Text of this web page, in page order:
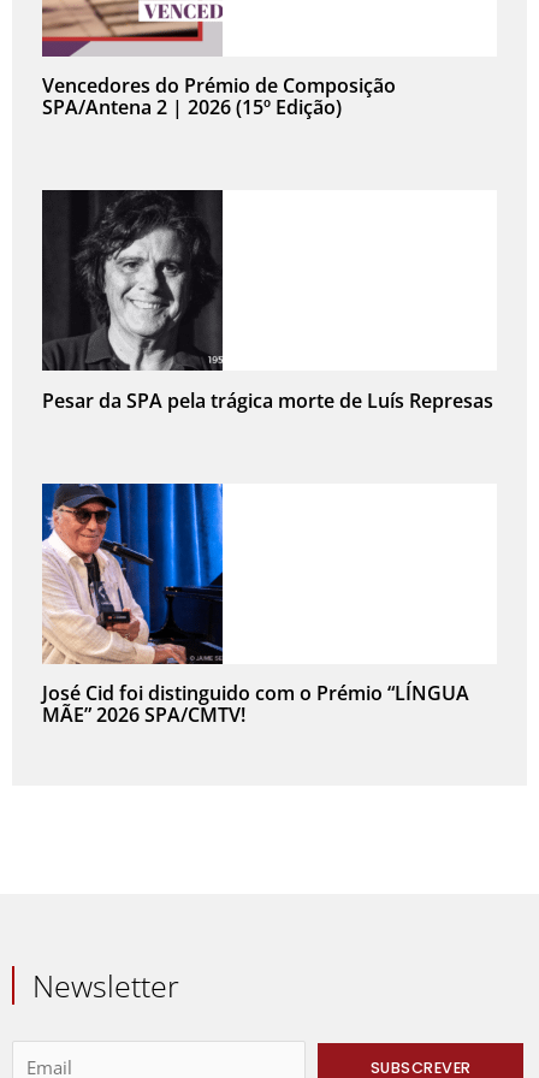
Vencedores do Prémio de Composição
SPA/Antena 2 | 2026 (15º Edição)
Pesar da SPA pela trágica morte de Luís Represas
José Cid foi distinguido com o Prémio “LÍNGUA
MÃE” 2026 SPA/CMTV!
Newsletter